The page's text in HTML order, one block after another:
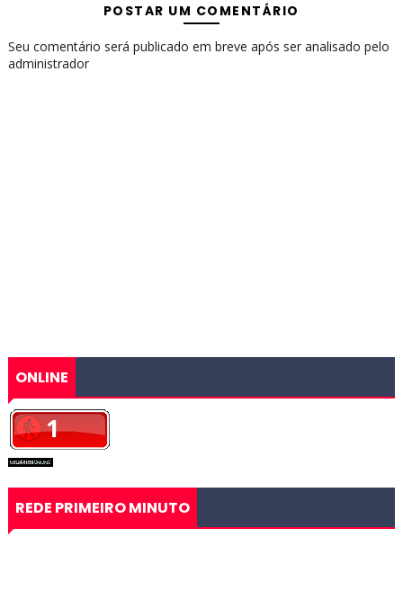
POSTAR UM COMENTÁRIO
Seu comentário será publicado em breve após ser analisado pelo
administrador
ONLINE
REDE PRIMEIRO MINUTO